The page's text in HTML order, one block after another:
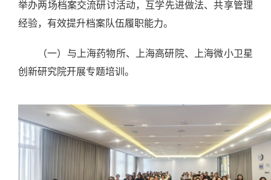
举办两场档案交流研讨活动，互学先进做法、共享管理
经验，有效提升档案队伍履职能力。
（一）与上海药物所、上海高研院、上海微小卫星
创新研究院开展专题培训。